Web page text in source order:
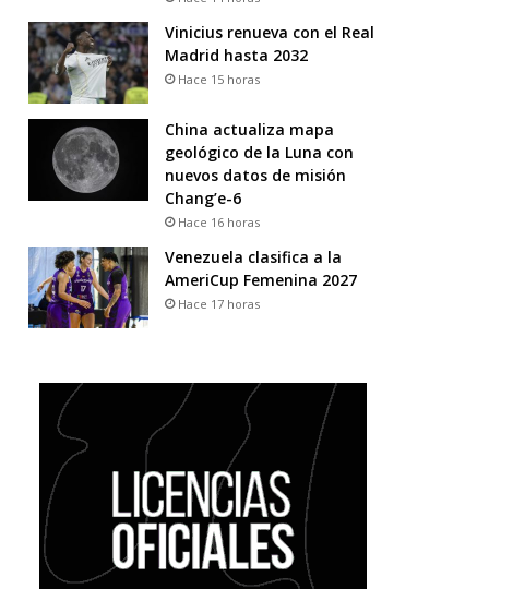
Vinicius renueva con el Real
Madrid hasta 2032
Hace 15 horas
China actualiza mapa
geológico de la Luna con
nuevos datos de misión
Chang’e-6
Hace 16 horas
Venezuela clasifica a la
AmeriCup Femenina 2027
Hace 17 horas